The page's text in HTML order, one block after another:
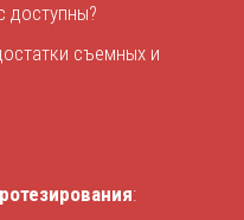
доступны?
съемных и
: